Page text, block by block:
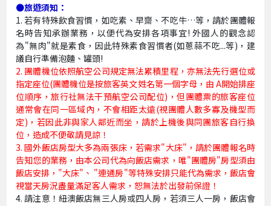
●旅遊須知：
1. 若有特殊飲食習慣，如吃素、早齋、不吃牛…等，請於團體報
名時告知承辦業務，以便代為安排各項事宜! 外國人的觀念認
為"無肉"就是素食，因此特殊素食習慣者(如蔥蒜不吃...等)，建
議自行準備泡麵、罐頭!
2. 團體機位依照航空公司規定無法累積里程，亦無法先行選位或
指定座位(團體機位是按旅客英文姓名第一個字母，由 A開始排座
位順序，旅行社無法干預航空公司配位)，但團體票的旅客座位
通常會在同一區域內，不會相距太遠(視團體人數多寡及機型而
定)，若因此非與家人鄰近而坐，請於上機後與同團旅客自行換
位，造成不便敬請見諒！
3. 國外飯店房型大多為兩張床，若需求"大床"，請於團體報名時
告知您的業務，由本公司代為向飯店需求，唯"團體房"房型須由
飯店安排，"大床"、 "連通房"等特殊安排只能代為需求，飯店會
視當天房況盡量滿足客人需求，恕無法於出發前保證！
4. 請注意！紐澳飯店無三人房或四人房，若須三人一房，飯店會